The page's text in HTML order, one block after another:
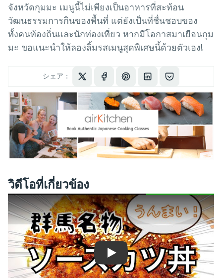
จังหวัดกุมมะ เมนูนี้ไม่เพียงเป็นอาหารที่สะท้อน
วัฒนธรรมการกินของพื้นที่ แต่ยังเป็นที่ชื่นชอบของ
ทั้งคนท้องถิ่นและนักท่องเที่ยว หากมีโอกาสมาเยือนกุม
มะ ขอแนะนำให้ลองลิ้มรสเมนูสุดพิเศษนี้ด้วยตัวเอง!
シェア：
วิดีโอที่เกี่ยวข้อง
Play